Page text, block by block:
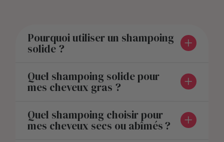
Pourquoi utiliser un shampoing
solide ?
Quel shampoing solide pour
mes cheveux gras ?
Quel shampoing choisir pour
mes cheveux secs ou abîmés ?